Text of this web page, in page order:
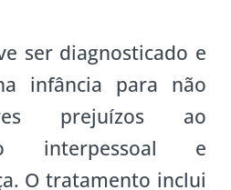
ser diagnosticado e
infância para não
prejuízos ao
interpessoal e
O tratamento inclui